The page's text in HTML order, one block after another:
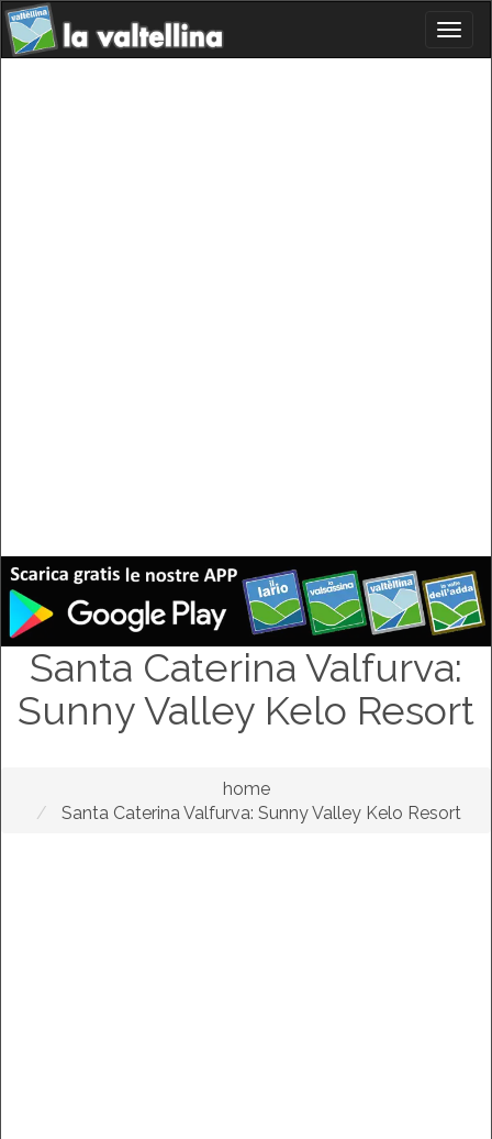
Santa Caterina Valfurva:
Sunny Valley Kelo Resort
home
Santa Caterina Valfurva: Sunny Valley Kelo Resort